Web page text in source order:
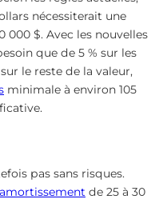
nécessiterait une
000 $. Avec les nouvelles
que de 5 % sur les
le reste de la valeur,
minimale à environ 105
pas sans risques.
de 25 à 30